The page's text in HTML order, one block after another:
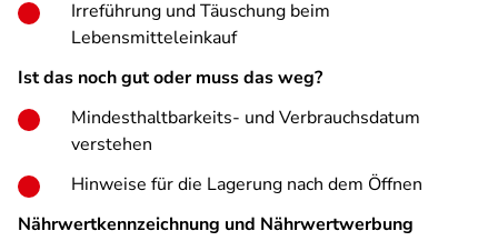
Irreführung und Täuschung beim
Lebensmitteleinkauf
Ist das noch gut oder muss das weg?
Mindesthaltbarkeits- und Verbrauchsdatum
verstehen
Hinweise für die Lagerung nach dem Öffnen
Nährwertkennzeichnung und Nährwertwerbung